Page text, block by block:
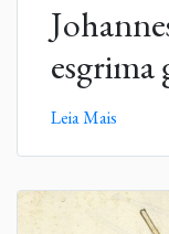
esgrima
Leia Mais